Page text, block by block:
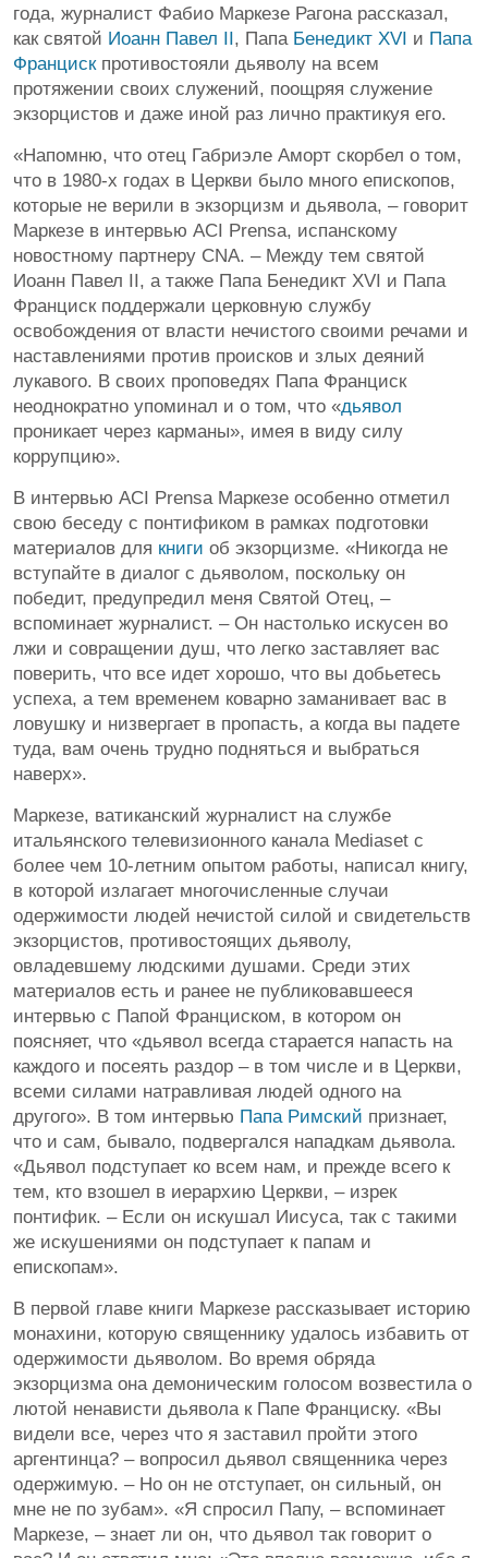
года, журналист Фабио Маркезе Рагона рассказал,
как святой Иоанн Павел II, Папа Бенедикт XVI и Папа
Францискпротивостояли дьяволу на всем
протяжении своих служений, поощряя служение
экзорцистов и даже иной раз лично практикуя его.
«Напомню, что отец Габриэле Аморт скорбел о том,
что в 1980-х годах в Церкви было много епископов,
которые не верили в экзорцизм и дьявола, – говорит
Маркезе в интервью ACI Prensa, испанскому
новостному партнеру CNA. – Между тем святой
Иоанн Павел II, а также Папа Бенедикт XVI и Папа
Франциск поддержали церковную службу
освобождения от власти нечистого своими речами и
наставлениями против происков и злых деяний
лукавого. В своих проповедях Папа Франциск
неоднократно упоминал и о том, что «дьявол
проникает через карманы», имея в виду силу
коррупцию».
В интервью ACI Prensa Маркезе особенно отметил
свою беседу с понтификом в рамках подготовки
материалов для книги об экзорцизме. «Никогда не
вступайте в диалог с дьяволом, поскольку он
победит, предупредил меня Святой Отец, –
вспоминает журналист. – Он настолько искусен во
лжи и совращении душ, что легко заставляет вас
поверить, что все идет хорошо, что вы добьетесь
успеха, а тем временем коварно заманивает вас в
ловушку и низвергает в пропасть, а когда вы падете
туда, вам очень трудно подняться и выбраться
наверх».
Маркезе, ватиканский журналист на службе
итальянского телевизионного канала Mediaset с
более чем 10-летним опытом работы, написал книгу,
в которой излагает многочисленные случаи
одержимости людей нечистой силой и свидетельств
экзорцистов, противостоящих дьяволу,
овладевшему людскими душами. Среди этих
материалов есть и ранее не публиковавшееся
интервью с Папой Франциском, в котором он
поясняет, что «дьявол всегда старается напасть на
каждого и посеять раздор – в том числе и в Церкви,
всеми силами натравливая людей одного на
другого». В том интервью Папа Римский признает,
что и сам, бывало, подвергался нападкам дьявола.
«Дьявол подступает ко всем нам, и прежде всего к
тем, кто взошел в иерархию Церкви, – изрек
понтифик. – Если он искушал Иисуса, так с такими
же искушениями он подступает к папам и
епископам».
В первой главе книги Маркезе рассказывает историю
монахини, которую священнику удалось избавить от
одержимости дьяволом. Во время обряда
экзорцизма она демоническим голосом возвестила о
лютой ненависти дьявола к Папе Франциску. «Вы
видели все, через что я заставил пройти этого
аргентинца? – вопросил дьявол священника через
одержимую. – Но он не отступает, он сильный, он
мне не по зубам». «Я спросил Папу, – вспоминает
Маркезе, – знает ли он, что дьявол так говорит о